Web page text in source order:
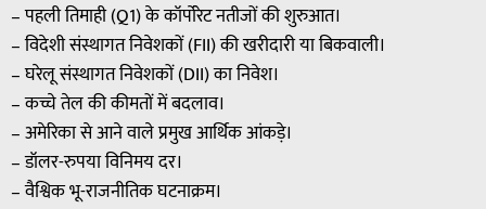
– पहली तिमाही (Q1) के कॉर्पोरेट नतीजों की शुरुआत।
– विदेशी संस्थागत निवेशकों (FII) की खरीदारी या बिकवाली।
– घरेलू संस्थागत निवेशकों (DII) का निवेश।
– कच्चे तेल की कीमतों में बदलाव।
– अमेरिका से आने वाले प्रमुख आर्थिक आंकड़े।
– डॉलर-रुपया विनिमय दर।
– वैश्विक भू-राजनीतिक घटनाक्रम।